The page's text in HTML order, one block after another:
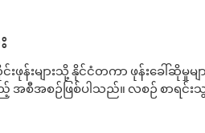
းဖုန်းများသို့ နိုင်ငံတကာ ဖုန်းခေါ်
စီအစဉ်ဖြစ်ပါသည်။ လစဉ် စာရင်း